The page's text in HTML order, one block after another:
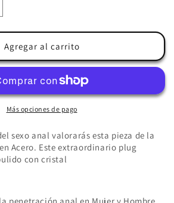
Agregar al carrito
Más opciones de pago
sexo anal valorarás esta pieza de la
Acero. Este extraordinario plug
con cristal